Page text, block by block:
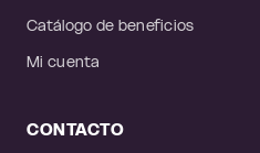
Catálogo de beneficios
Mi cuenta
CONTACTO